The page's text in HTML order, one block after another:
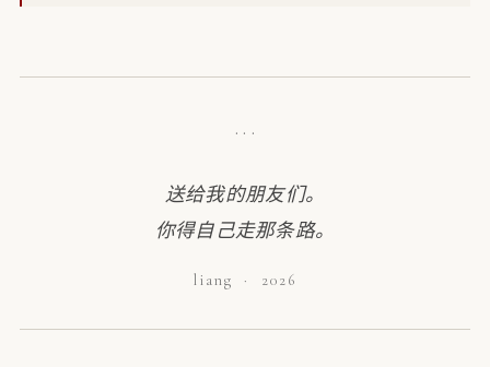
· · ·
送给我的朋友们。
你得自己走那条路。
liang · 2026